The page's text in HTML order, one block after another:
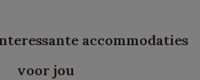
accommodaties
voor jou